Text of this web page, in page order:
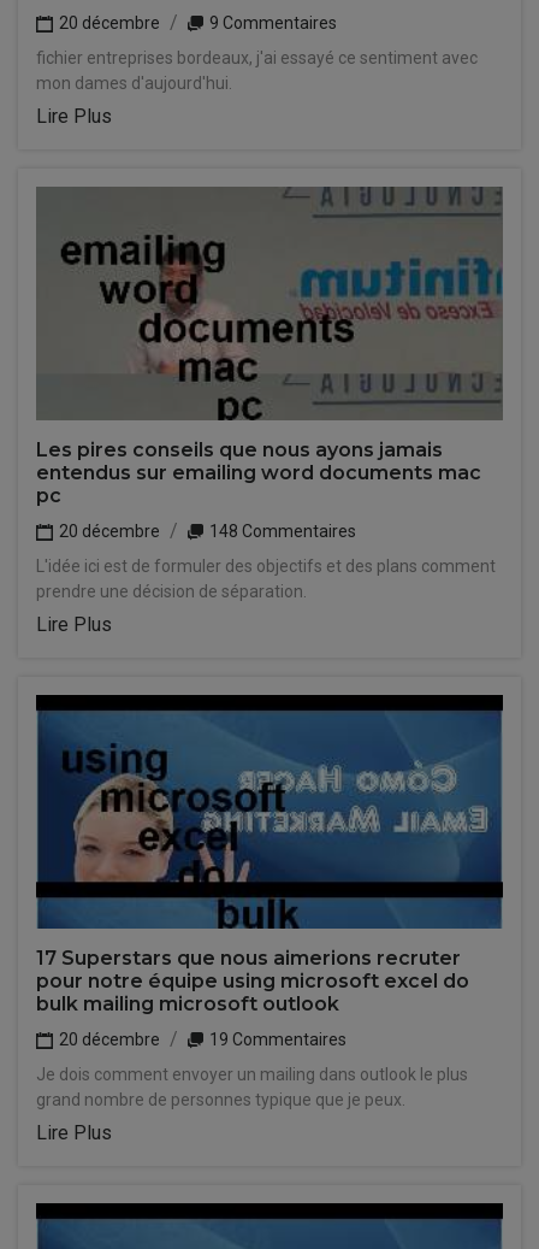
20 décembre
9 Commentaires
fichier entreprises bordeaux, j'ai essayé ce sentiment avec
mon dames d'aujourd'hui.
Lire Plus
Les pires conseils que nous ayons jamais
entendus sur emailing word documents mac
pc
20 décembre
148 Commentaires
L'idée ici est de formuler des objectifs et des plans comment
prendre une décision de séparation.
Lire Plus
17 Superstars que nous aimerions recruter
pour notre équipe using microsoft excel do
bulk mailing microsoft outlook
20 décembre
19 Commentaires
Je dois comment envoyer un mailing dans outlook le plus
grand nombre de personnes typique que je peux.
Lire Plus